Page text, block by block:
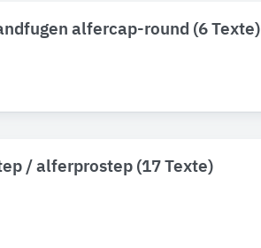
alfercap-round (6 Texte)
/ alferprostep (17 Texte)